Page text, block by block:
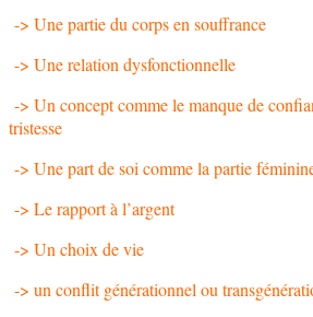
-> Une partie du corps en souffrance
-> Une relation dysfonctionnelle
-> Un concept comme le manque de
tristesse
-> Une part de soi comme la partie
-> Le rapport à l’argent
-> Un choix de vie
-> un conflit générationnel ou